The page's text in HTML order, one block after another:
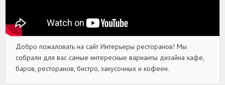
Добро пожаловать на сайт Интерьеры ресторанов! Мы
собрали для вас самые интересные варианты дизайна кафе,
баров, ресторанов, бистро, закусочных и кофеен.